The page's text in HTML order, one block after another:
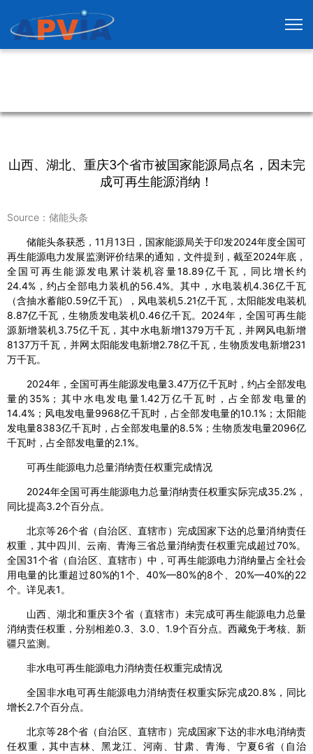
山西、湖北、重庆3个省市被国家能源局点名，因未完
成可再生能源消纳！
Source：储能头条
储能头条获悉，11月13日，国家能源局关于印发2024年度全国可
再生能源电力发展监测评价结果的通知，文件提到，截至2024年底，
全国可再生能源发电累计装机容量18.89亿千瓦，同比增长约
24.4%，约占全部电力装机的56.4%。其中，水电装机4.36亿千瓦
（含抽水蓄能0.59亿千瓦），风电装机5.21亿千瓦，太阳能发电装机
8.87亿千瓦，生物质发电装机0.46亿千瓦。2024年，全国可再生能
源新增装机3.75亿千瓦，其中水电新增1379万千瓦，并网风电新增
8137万千瓦，并网太阳能发电新增2.78亿千瓦，生物质发电新增231
万千瓦。
2024年，全国可再生能源发电量3.47万亿千瓦时，约占全部发电
量的35%；其中水电发电量1.42万亿千瓦时，占全部发电量的
14.4%；风电发电量9968亿千瓦时，占全部发电量的10.1%；太阳能
发电量8383亿千瓦时，占全部发电量的8.5%；生物质发电量2096亿
千瓦时，占全部发电量的2.1%。
可再生能源电力总量消纳责任权重完成情况
2024年全国可再生能源电力总量消纳责任权重实际完成35.2%，
同比提高3.2个百分点。
北京等26个省（自治区、直辖市）完成国家下达的总量消纳责任
权重，其中四川、云南、青海三省总量消纳责任权重完成超过70%。
全国31个省（自治区、直辖市）中，可再生能源电力消纳量占全社会
用电量的比重超过80%的1个、40%—80%的8个、20%—40%的22
个。详见表1。
山西、湖北和重庆3个省（直辖市）未完成可再生能源电力总量
消纳责任权重，分别相差0.3、3.0、1.9个百分点。西藏免于考核、新
疆只监测。
非水电可再生能源电力消纳责任权重完成情况
全国非水电可再生能源电力消纳责任权重实际完成20.8%，同比
增长2.7个百分点。
北京等28个省（自治区、直辖市）完成国家下达的非水电消纳责
任权重，其中吉林、黑龙江、河南、甘肃、青海、宁夏6省（自治